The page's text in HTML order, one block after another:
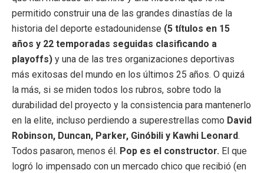
permitido construir una de las grandes dinastías de la
historia del deporte estadounidense (5 títulos en 15
años y 22 temporadas seguidas clasificando a
playoffs) y una de las tres organizaciones deportivas
más exitosas del mundo en los últimos 25 años. O quizá
la más, si se miden todos los rubros, sobre todo la
durabilidad del proyecto y la consistencia para mantenerlo
en la elite, incluso perdiendo a superestrellas como David
Robinson, Duncan, Parker, Ginóbili y Kawhi Leonard.
Todos pasaron, menos él. Pop es el constructor. El que
logró lo impensado con un mercado chico que recibió (en